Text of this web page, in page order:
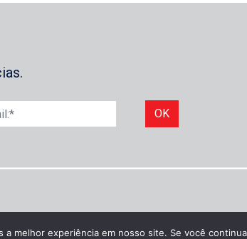
OK
a melhor experiência em nosso site. Se você